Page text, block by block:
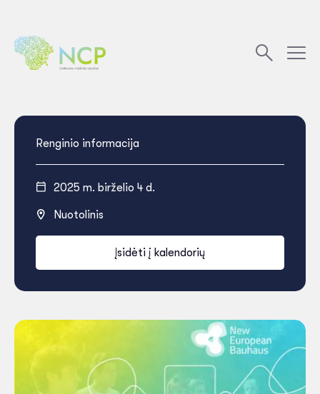
Renginio informacija
2025 m. birželio 4 d.
Nuotolinis
Įsidėti į kalendorių